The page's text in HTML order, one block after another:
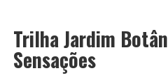
Trilha Jardim
Sensações